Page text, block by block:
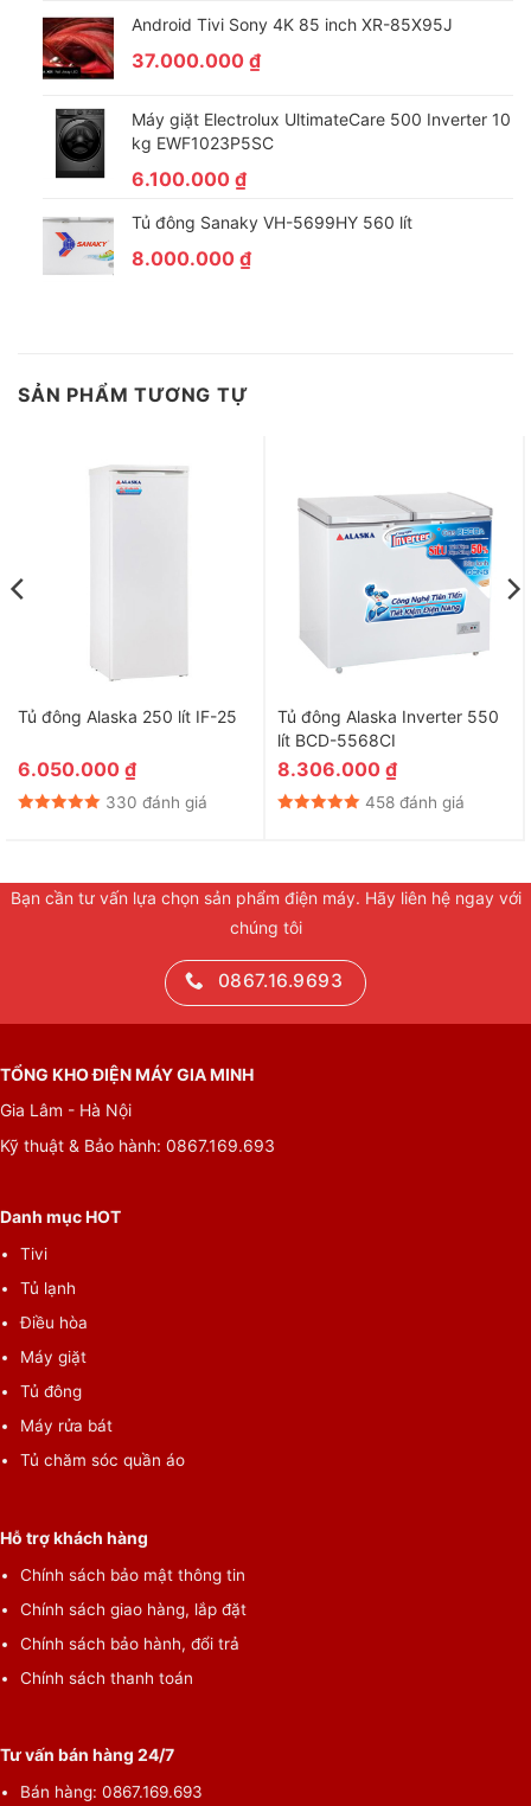
Android Tivi Sony 4K 85 inch XR-85X95J
37.000.000 ₫
Máy giặt Electrolux UltimateCare 500 Inverter 10
kg EWF1023P5SC
6.100.000 ₫
Tủ đông Sanaky VH-5699HY 560 lít
8.000.000 ₫
SẢN PHẨM TƯƠNG TỰ
Tủ đông Alaska 250 lít IF-25
6.050.000 ₫
330 đánh giá
Tủ đông Alaska Inverter 550
lít BCD-5568CI
8.306.000 ₫
458 đánh giá
Bạn cần tư vấn lựa chọn sản phẩm điện máy. Hãy liên hệ ngay với
chúng tôi
0867.16.9693
TỔNG KHO ĐIỆN MÁY GIA MINH
Gia Lâm - Hà Nội
Kỹ thuật & Bảo hành: 0867.169.693
Danh mục HOT
Tivi
Tủ lạnh
Điều hòa
Máy giặt
Tủ đông
Máy rửa bát
Tủ chăm sóc quần áo
Hỗ trợ khách hàng
Chính sách bảo mật thông tin
Chính sách giao hàng, lắp đặt
Chính sách bảo hành, đổi trả
Chính sách thanh toán
Tư vấn bán hàng 24/7
Bán hàng: 0867.169.693